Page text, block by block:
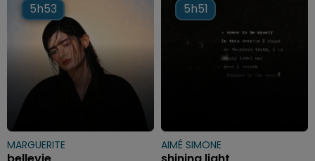
5h53
5h53
MARGUERITE
5h51
5h51
AIMÉ SIMONE